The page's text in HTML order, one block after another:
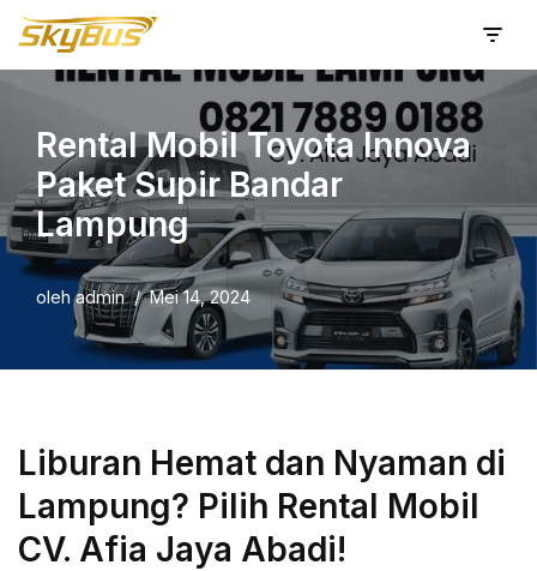
Lompat
konten
Rental Mobil Toyota Innova
Paket Supir Bandar
Lampung
olehadmin Mei 14, 2024
Liburan Hemat dan Nyaman di
Lampung? Pilih Rental Mobil
CV. Afia Jaya Abadi!